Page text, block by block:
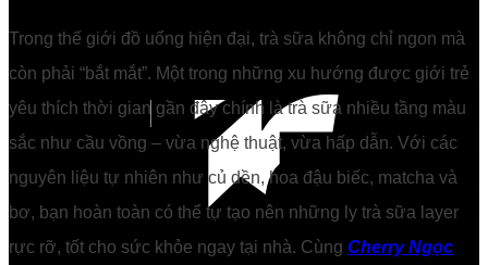
Trong thế giới đồ uống hiện đại, trà sữa không chỉ ngon mà
còn phải “bắt mắt”. Một trong những xu hướng được giới trẻ
yêu thích thời gian gần đây chính là trà sữa nhiều tầng màu
sắc như cầu vồng – vừa nghệ thuật, vừa hấp dẫn. Với các
nguyên liệu tự nhiên như củ dền, hoa đậu biếc, matcha và
bơ, bạn hoàn toàn có thể tự tạo nên những ly trà sữa layer
rực rỡ, tốt cho sức khỏe ngay tại nhà. Cùng Cherry Ngọc